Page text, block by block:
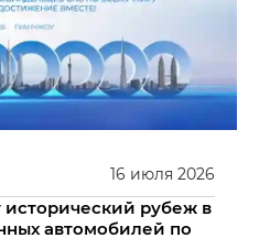
16 июля 2026
исторический рубеж в
автомобилей по